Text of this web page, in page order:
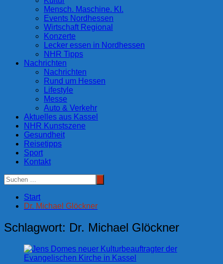
Mensch. Maschine. KI.
Events Nordhessen
Wirtschaft Regional
Konzerte
Lecker essen in Nordhessen
NHR Tipps
Nachrichten
Nachrichten
Rund um Hessen
Lifestyle
Messe
Auto & Verkehr
Aktuelles aus Kassel
NHR Kunstszene
Gesundheit
Reisetipps
Sport
Kontakt
Start
Dr. Michael Glöckner
Schlagwort: Dr. Michael Glöckner